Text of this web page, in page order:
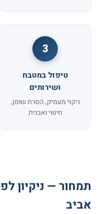
3
טיפול במטבח
ושירותים
ניקוי מעמיק, הסרת שומן,
חיטוי ואבנית
תמחור — ניקיון
אביב